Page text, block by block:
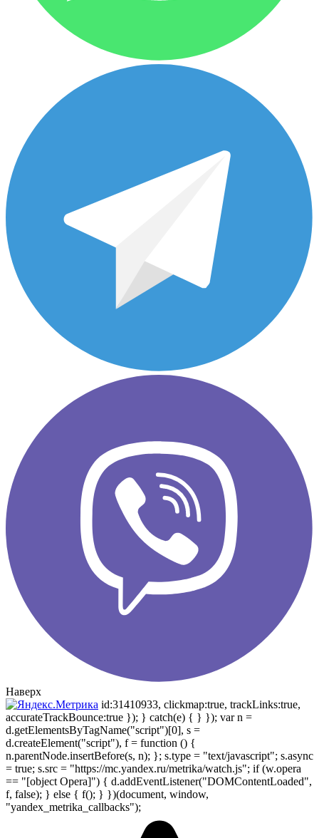
Наверх
id:31410933, clickmap:true, trackLinks:true,
accurateTrackBounce:true }); } catch(e) { } }); var n =
d.getElementsByTagName("script")[0], s =
d.createElement("script"), f = function () {
n.parentNode.insertBefore(s, n); }; s.type = "text/javascript"; s.async
= true; s.src = "https://mc.yandex.ru/metrika/watch.js"; if (w.opera
== "[object Opera]") { d.addEventListener("DOMContentLoaded",
f, false); } else { f(); } })(document, window,
"yandex_metrika_callbacks");